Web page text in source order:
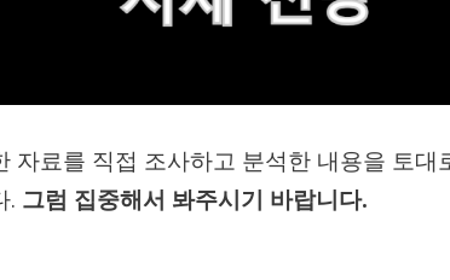
자료를 직접 조사하고 분석한 내용을 토대
. 그럼 집중해서 봐주시기 바랍니다.